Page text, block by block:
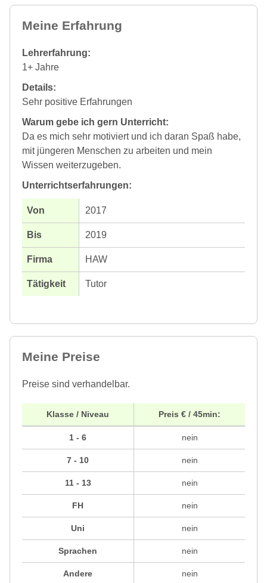
Meine Erfahrung
Lehrerfahrung:
1+ Jahre
Details:
Sehr positive Erfahrungen
Warum gebe ich gern Unterricht:
Da es mich sehr motiviert und ich daran Spaß habe,
mit jüngeren Menschen zu arbeiten und mein
Wissen weiterzugeben.
Unterrichtserfahrungen:
2017
2019
HAW
Tutor
Meine Preise
Preise sind verhandelbar.
Klasse / Niveau
1 - 6
7 - 10
11 - 13
FH
Uni
Sprachen
Andere
Preis € / 45min:
nein
nein
nein
nein
nein
nein
nein